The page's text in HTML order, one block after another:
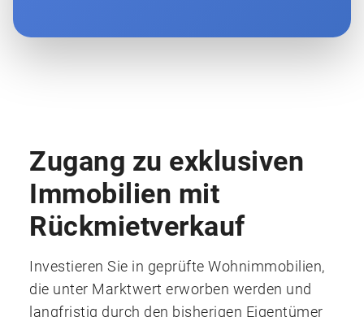
Zugang zu exklusiven
Immobilien mit
Rückmietverkauf
Investieren Sie in geprüfte Wohnimmobilien,
die unter Marktwert erworben werden und
langfristig durch den bisherigen Eigentümer